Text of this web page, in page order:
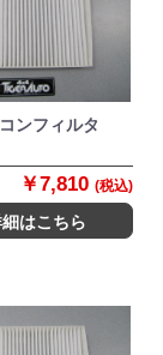
ンフィルタ
￥7,810 (税込)
はこちら